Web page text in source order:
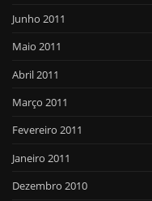
Junho 2011
Maio 2011
Abril 2011
Março 2011
Fevereiro 2011
Janeiro 2011
Dezembro 2010